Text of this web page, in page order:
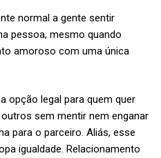
normal a gente sentir
pessoa, mesmo quando
amoroso com uma única
opção legal para quem quer
sem mentir nem enganar
para o parceiro. Aliás, esse
igualdade. Relacionamento